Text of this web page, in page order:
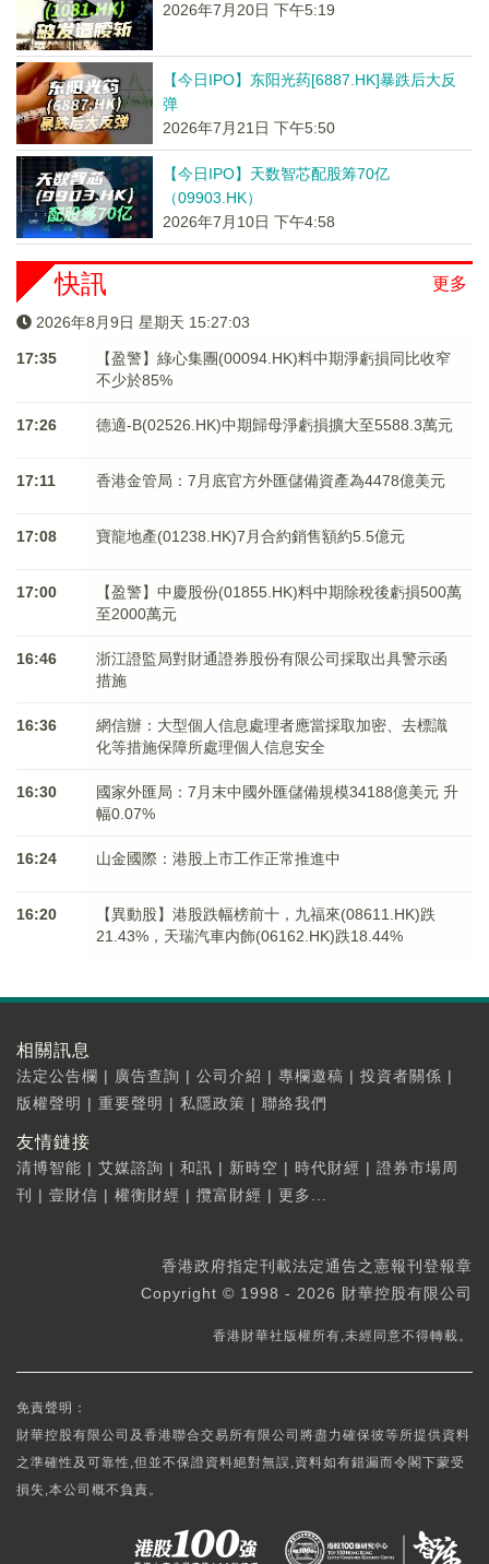
2026年7月20日 下午5:19
【今日IPO】东阳光药[6887.HK]暴跌后大反
弹
2026年7月21日 下午5:50
【今日IPO】天数智芯配股筹70亿
（09903.HK）
2026年7月10日 下午4:58
更多
快訊
2026年8月9日 星期天 15:27:03
17:35
【盈警】綠心集團(00094.HK)料中期淨虧損同比收窄
不少於85%
17:26 德適-B(02526.HK)中期歸母淨虧損擴大至5588.3萬元
17:11 香港金管局：7月底官方外匯儲備資產為4478億美元
17:08 寶龍地產(01238.HK)7月合約銷售額約5.5億元
17:00
【盈警】中慶股份(01855.HK)料中期除稅後虧損500萬
至2000萬元
16:46
浙江證監局對財通證券股份有限公司採取出具警示函
措施
16:36
網信辦：大型個人信息處理者應當採取加密、去標識
化等措施保障所處理個人信息安全
16:30
國家外匯局：7月末中國外匯儲備規模34188億美元 升
幅0.07%
16:24 山金國際：港股上市工作正常推進中
16:20
【異動股】港股跌幅榜前十，九福來(08611.HK)跌
21.43%，天瑞汽車内飾(06162.HK)跌18.44%
相關訊息
法定公告欄 | 廣告查詢 | 公司介紹 | 專欄邀稿 | 投資者關係 |
版權聲明 | 重要聲明 | 私隱政策 | 聯絡我們
友情鏈接
清博智能 | 艾媒諮詢 | 和訊 | 新時空 | 時代財經 | 證券市場周
刊
| 壹財信 | 權衡財經 | 攬富財經 | 更多...
香港政府指定刊載法定通告之憲報刊登報章
Copyright © 1998 - 2026 財華控股有限公司
香港財華社版權所有,未經同意不得轉載。
免責聲明：
財華控股有限公司及香港聯合交易所有限公司將盡力確保彼等所提供資料
之準確性及可靠性,但並不保證資料絕對無誤,資料如有錯漏而令閣下蒙受
損失,本公司概不負責。